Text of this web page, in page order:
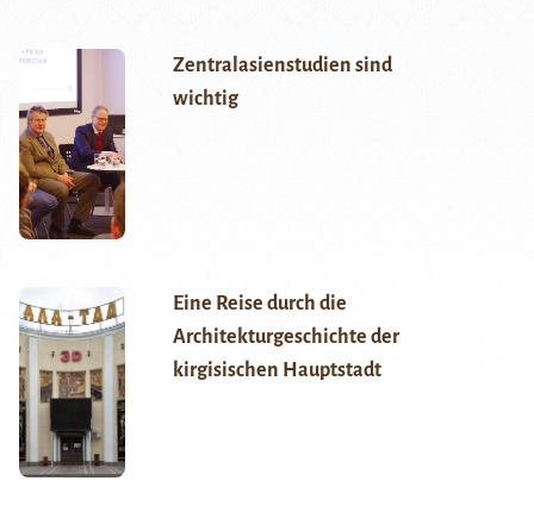
Zentralasienstudien sind
wichtig
Eine Reise durch die
Architekturgeschichte der
kirgisischen Hauptstadt